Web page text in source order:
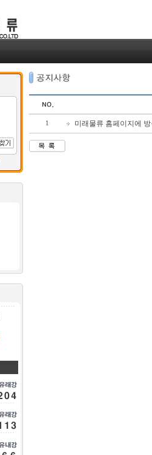
1 미래물류 홈페이지에